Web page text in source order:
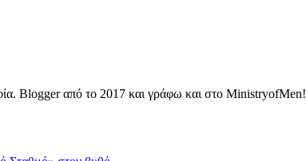
Blogger από το 2017 και γράφω και στο MinistryofMen!